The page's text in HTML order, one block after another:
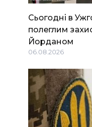
Сьогодні в
полеглим
Йорданом
06.08.2026